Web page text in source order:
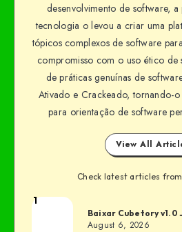
desenvolvimento de software,
tecnologia o levou a criar uma
tópicos complexos de software
compromisso com o uso ético de
de práticas genuínas de
Ativado e Crackeado, tornando-o
para orientação de software
View All
Check latest articles
1
Baixar Cubetory v1.0
August 6, 2026